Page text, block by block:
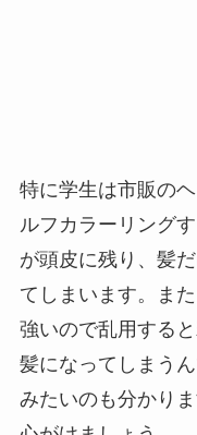
特に学生は市販の
ルフカラーリング
が頭皮に残り、髪
てしまいます。ま
強いので乱用する
髪になってしまう
みたいのも分かり